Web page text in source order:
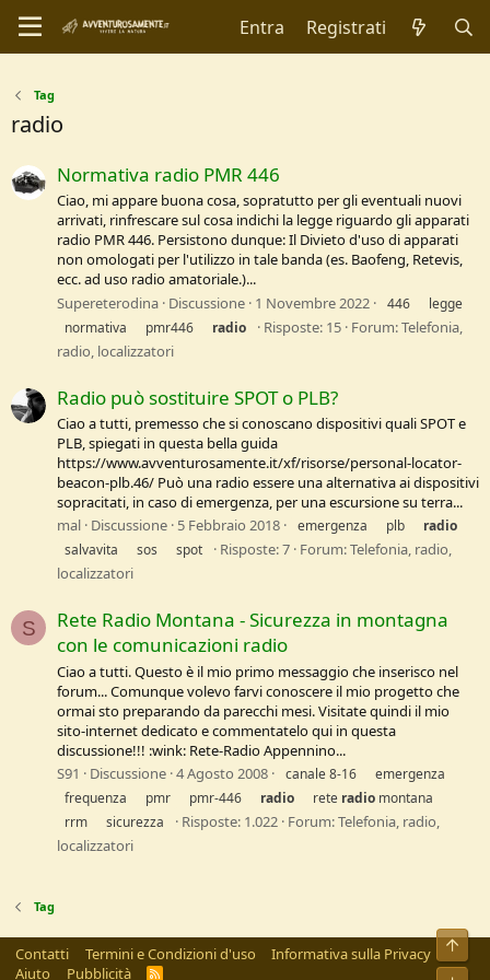
Entra Registrati
Tag
radio
Normativa radio PMR 446
Ciao, mi appare buona cosa, sopratutto per gli eventuali nuovi
arrivati, rinfrescare sul cosa indichi la legge riguardo gli apparati
radio PMR 446. Persistono dunque: Il Divieto d'uso di apparati
non omologati per l'utilizzo in tale banda (es. Baofeng, Retevis,
ecc. ad uso radio amatoriale.)...
Supereterodina Discussione 1 Novembre 2022 446
legge
normativa
pmr446 radio Risposte: 15 Forum:Telefonia,
radio, localizzatori
Radio può sostituire SPOT o PLB?
Ciao a tutti, premesso che si conoscano dispositivi quali SPOT e
PLB, spiegati in questa bella guida
https://www.avventurosamente.it/xf/risorse/personal-locator-
beacon-plb.46/ Può una radio essere una alternativa ai dispositivi
sopracitati, in caso di emergenza, per una escursione su terra...
mal Discussione 5 Febbraio 2018 emergenza plb
radio
salvavita
sos spot Risposte: 7 Forum:Telefonia, radio,
localizzatori
S
Rete Radio Montana - Sicurezza in montagna
con le comunicazioni radio
Ciao a tutti. Questo è il mio primo messaggio che inserisco nel
forum... Comunque volevo farvi conoscere il mio progetto che
ormai sto preparando da parecchi mesi. Visitate quindi il mio
sito-internet dedicato e commentatelo qui in questa
discussione!!! :wink: Rete-Radio Appennino...
S91
Discussione 4 Agosto 2008 canale 8-16
emergenza
frequenza
pmr pmr-446 radio rete radio montana
rrm
sicurezza Risposte: 1.022 Forum:Telefonia, radio,
localizzatori
Tag
Contatti Termini e Condizioni d'uso
Informativa sulla Privacy
Aiuto
Pubblicità
R
Alto